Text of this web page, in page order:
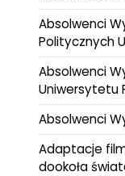
Absolwenci
Politycznych
Absolwenci
Uniwersytetu
Absolwenci
Adaptacje
dookoła